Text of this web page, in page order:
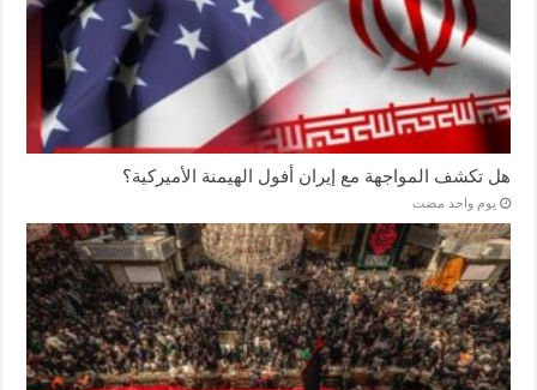
هل تكشف المواجهة مع إيران أفول الهيمنة الأميركية؟
‏يوم واحد مضت